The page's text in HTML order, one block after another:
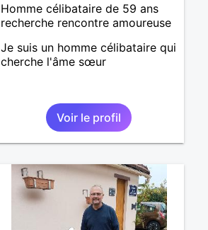
Homme célibataire de 59 ans
recherche rencontre amoureuse
Je suis un homme célibataire qui
cherche l'âme sœur
Voir le profil